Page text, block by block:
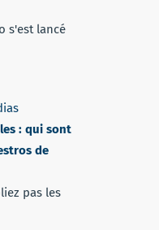
s'est lancé
: qui sont
de
pas les